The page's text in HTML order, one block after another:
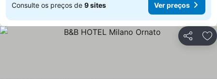
Consulte os preços de 9 sites Ver preços
Partilhar